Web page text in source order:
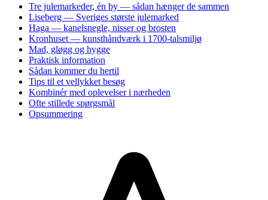
Tre julemarkeder, én by — sådan hænger de sammen
Liseberg — Sveriges største julemarked
Haga — kanelsnegle, nisser og brosten
Kronhuset — kunsthåndværk i 1700-talsmiljø
Mad, gløgg og hygge
Praktisk information
Sådan kommer du hertil
Tips til et vellykket besøg
Kombinér med oplevelser i nærheden
Ofte stillede spørgsmål
Opsummering